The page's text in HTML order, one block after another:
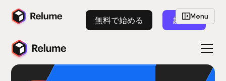
無料で始める 起動Menu